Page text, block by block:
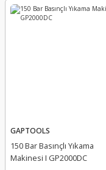
GAPTOOLS
150 Bar Basınçlı Yıkama
Makinesi I GP2000DC